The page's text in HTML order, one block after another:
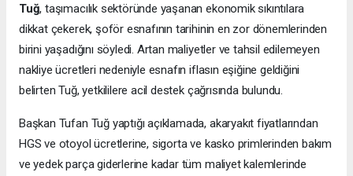
Tuğ, taşımacılık sektöründe yaşanan ekonomik sıkıntılara
dikkat çekerek, şoför esnafının tarihinin en zor dönemlerinden
birini yaşadığını söyledi. Artan maliyetler ve tahsil edilemeyen
nakliye ücretleri nedeniyle esnafın iflasın eşiğine geldiğini
belirten Tuğ, yetkililere acil destek çağrısında bulundu.
Başkan Tufan Tuğ yaptığı açıklamada, akaryakıt fiyatlarından
HGS ve otoyol ücretlerine, sigorta ve kasko primlerinden bakım
ve yedek parça giderlerine kadar tüm maliyet kalemlerinde